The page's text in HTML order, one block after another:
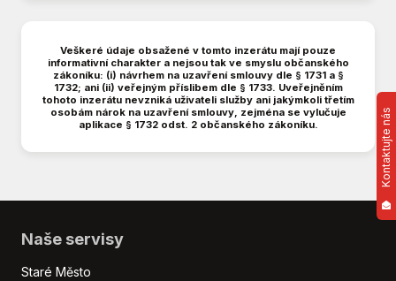
Digitální příjem rádia (DAB)
Digitální přístrojová deska
Digitální přístrojový štít
Dojezdové rezervní kolo
Dotykové ovládání palubního počítače
Dvouzónová klimatizace
El. okna
El. startér
El. tažné zařízení
Veškeré údaje obsažené v tomto inzerátu mají pouze
informativní charakter a nejsou tak ve smyslu občanského
zákoníku: (i) návrhem na uzavření smlouvy dle § 1731 a §
1732; ani (ii) veřejným příslibem dle § 1733. Uveřejněním
tohoto inzerátu nevzniká uživateli služby ani jakýmkoli třetím
osobám nárok na uzavření smlouvy, zejména se vylučuje
aplikace § 1732 odst. 2 občanského zákoníku.
Naše servisy
Staré Město
Kontaktujte nás